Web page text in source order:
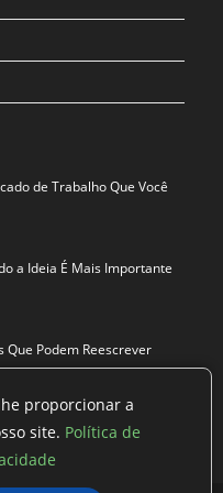
de Trabalho Que Você
a Ideia É Mais Importante
Podem Reescrever
proporcionar a
site. Política de